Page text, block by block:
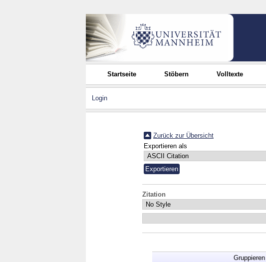
Startseite Stöbern Volltexte
Login
Zurück zur Übersicht
Exportieren als
Zitation